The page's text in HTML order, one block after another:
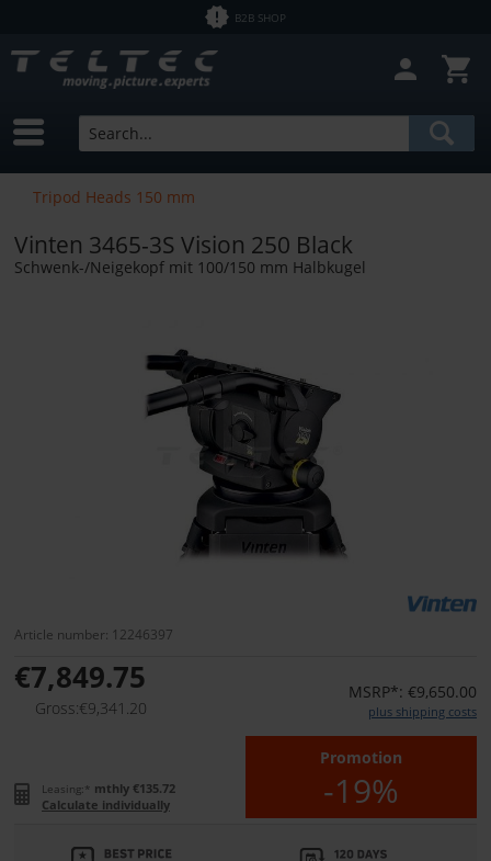
B2B SHOP
Tripod Heads 150 mm
Vinten 3465-3S Vision 250 Black
Schwenk-/Neigekopf mit 100/150 mm Halbkugel
Article number: 12246397
€7,849.75
Gross:€9,341.20
MSRP*: €9,650.00
plus shipping costs
Promotion
-19%
Leasing:* mthly €135.72
Calculate individually
In Stock
Brands
from €1.43 to€12758.00